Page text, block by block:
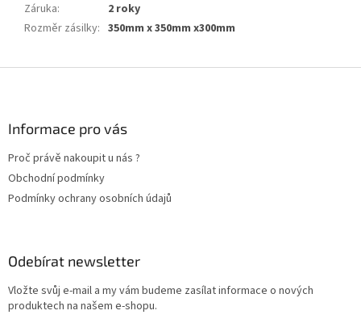
Záruka:
2 roky
Rozměr zásilky: 350mm x 350mm x300mm
Informace pro vás
Proč právě nakoupit u nás ?
Obchodní podmínky
Podmínky ochrany osobních údajů
Odebírat newsletter
Vložte svůj e-mail a my vám budeme zasílat informace o nových
produktech na našem e-shopu.